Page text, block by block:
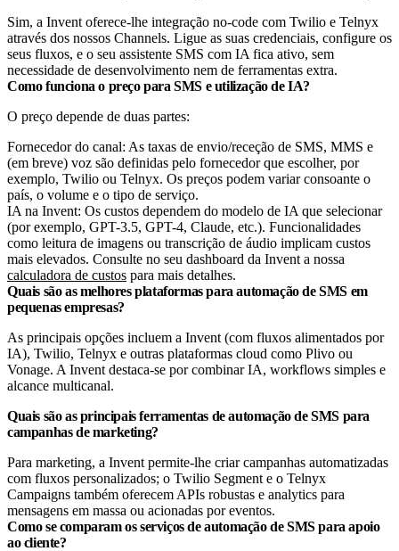
Sim, a Invent oferece-lhe integração no-code com Twilio e Telnyx
através dos nossos Channels. Ligue as suas credenciais, configure os
seus fluxos, e o seu assistente SMS com IA fica ativo, sem
necessidade de desenvolvimento nem de ferramentas extra.
Como funciona o preço para SMS e utilização de IA?
O preço depende de duas partes:
Fornecedor do canal: As taxas de envio/receção de SMS, MMS e
(em breve) voz são definidas pelo fornecedor que escolher, por
exemplo, Twilio ou Telnyx. Os preços podem variar consoante o
país, o volume e o tipo de serviço.
IA na Invent: Os custos dependem do modelo de IA que selecionar
(por exemplo, GPT-3.5, GPT-4, Claude, etc.). Funcionalidades
como leitura de imagens ou transcrição de áudio implicam custos
mais elevados. Consulte no seu dashboard da Invent a nossa
calculadora de custos para mais detalhes.
Quais são as melhores plataformas para automação de SMS em
pequenas empresas?
As principais opções incluem a Invent (com fluxos alimentados por
IA), Twilio, Telnyx e outras plataformas cloud como Plivo ou
Vonage. A Invent destaca-se por combinar IA, workflows simples e
alcance multicanal.
Quais são as principais ferramentas de automação de SMS para
campanhas de marketing?
Para marketing, a Invent permite-lhe criar campanhas automatizadas
com fluxos personalizados; o Twilio Segment e o Telnyx
Campaigns também oferecem APIs robustas e analytics para
mensagens em massa ou acionadas por eventos.
Como se comparam os serviços de automação de SMS para apoio
ao cliente?